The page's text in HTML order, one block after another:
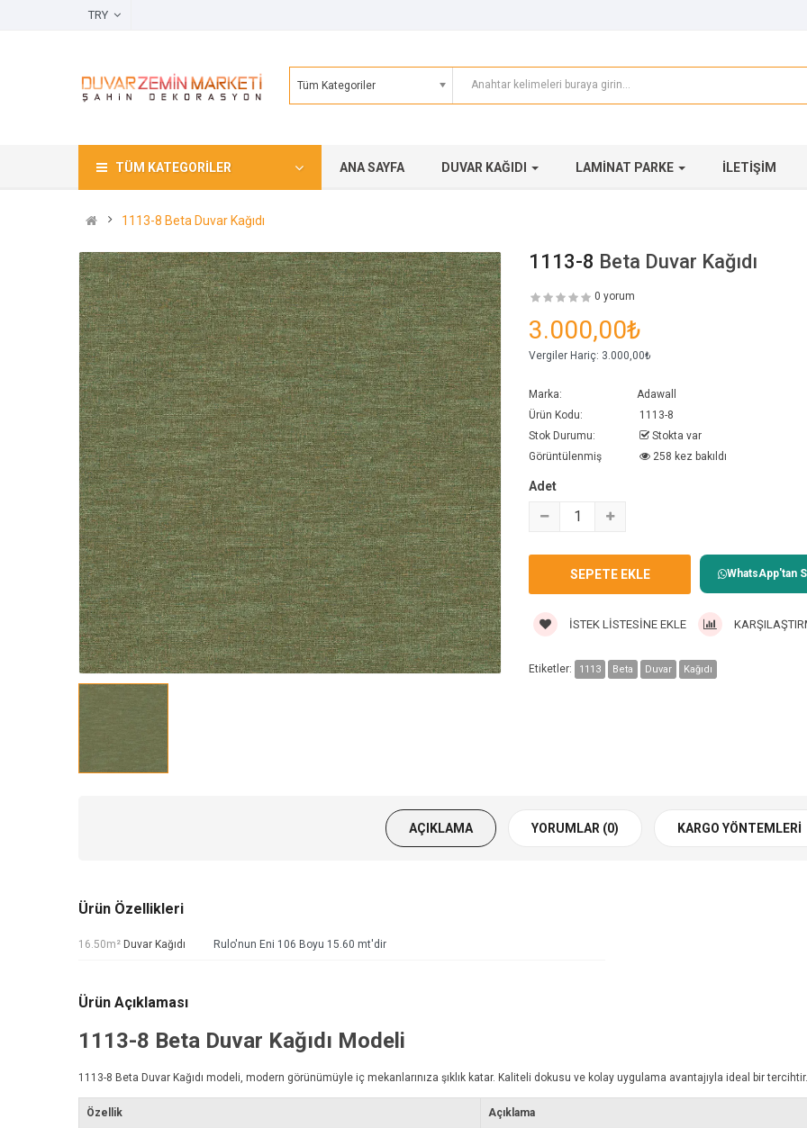
Tüm Kategoriler
TÜM KATEGORILER ANA SAYFA DUVAR KAĞIDI LAMINAT PARKE İLETIŞIM
1113-8 Beta Duvar Kağıdı
1113-8 Beta Duvar Kağıdı
0 yorum
3.000,00₺
Vergiler Hariç: 3.000,00₺
Marka:
Adawall
Ürün Kodu:
1113-8
Stok Durumu:
Stokta var
Görüntülenmiş
258 kez bakıldı
Adet
WhatsApp'tan
İSTEK LISTESINE EKLE
Etiketler: 1113 Beta Duvar Kağıdı
AÇIKLAMA YORUMLAR (0) KARGO YÖNTEMLERI
Ürün Özellikleri
16.50m² Duvar Kağıdı Rulo'nun Eni 106 Boyu 15.60 mt'dir
Ürün Açıklaması
1113-8 Beta Duvar Kağıdı Modeli
1113-8 Beta Duvar Kağıdı modeli, modern görünümüyle iç mekanlarınıza şıklık katar. Kaliteli dokusu ve kolay uygulama avantajıyla ideal bir tercihtir.
Özellik Açıklama